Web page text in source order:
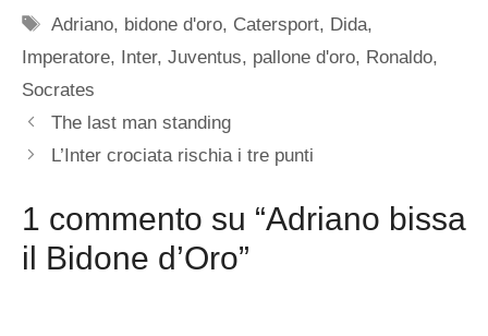
Tag
Adriano, bidone d'oro, Catersport, Dida,
Imperatore, Inter, Juventus, pallone d'oro, Ronaldo,
Socrates
The last man standing
L’Inter crociata rischia i tre punti
1 commento su “Adriano bissa
il Bidone d’Oro”